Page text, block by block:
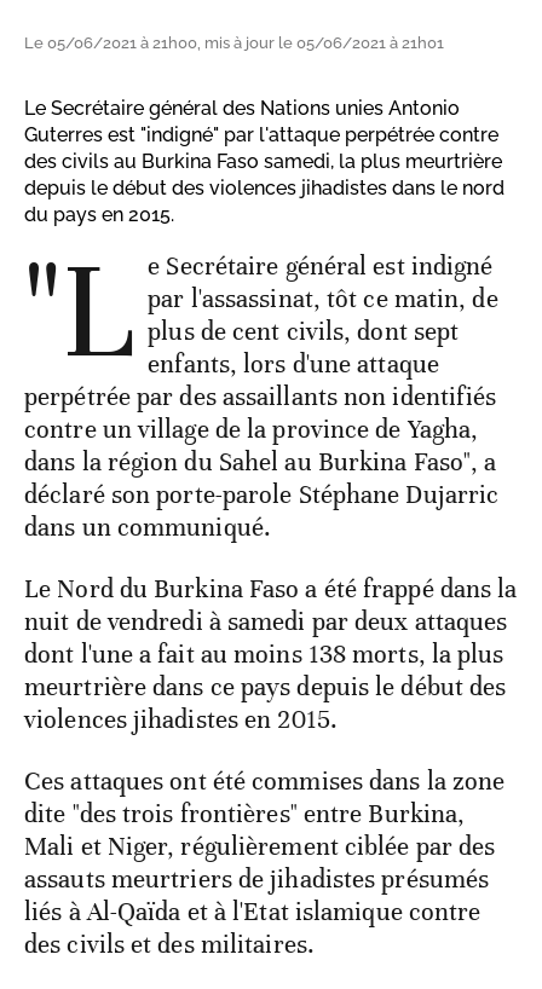
Le 05/06/2021 à 21h00, mis à jour le 05/06/2021 à 21h01
Le Secrétaire général des Nations unies Antonio
Guterres est "indigné" par l'attaque perpétrée contre
des civils au Burkina Faso samedi, la plus meurtrière
depuis le début des violences jihadistes dans le nord
du pays en 2015.
"L e Secrétaire général est indigné
par l'assassinat, tôt ce matin, de
plus de cent civils, dont sept
enfants, lors d'une attaque
perpétrée par des assaillants non identifiés
contre un village de la province de Yagha,
dans la région du Sahel au Burkina Faso", a
déclaré son porte-parole Stéphane Dujarric
dans un communiqué.
Le Nord du Burkina Faso a été frappé dans la
nuit de vendredi à samedi par deux attaques
dont l'une a fait au moins 138 morts, la plus
meurtrière dans ce pays depuis le début des
violences jihadistes en 2015.
Ces attaques ont été commises dans la zone
dite "des trois frontières" entre Burkina,
Mali et Niger, régulièrement ciblée par des
assauts meurtriers de jihadistes présumés
liés à Al-Qaïda et à l'Etat islamique contre
des civils et des militaires.